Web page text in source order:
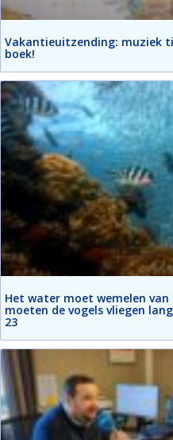
Vakantieuitzending: muziek
boek!
Het water moet wemelen
moeten de vogels vliegen
23